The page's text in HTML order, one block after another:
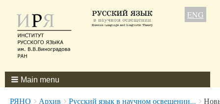
ENG
Main menu
Breadcrumbs
You
РЯНО Архив Русский язык в научном освещении...